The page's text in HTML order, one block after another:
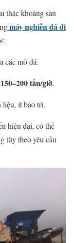
thác khoáng sản
máy nghiền đá di
các mỏ đá.
150–200 tấn/giờ.
liệu, ít bảo trì.
hiện đại, có thể
tùy theo yêu cầu